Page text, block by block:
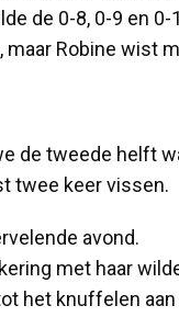
de 0-8, 0-9 en 0-
Robine wist
de tweede helft
twee keer vissen.
avond.
met haar
het knuffelen aan